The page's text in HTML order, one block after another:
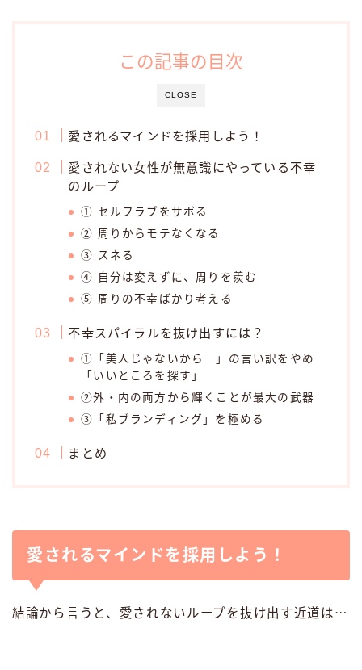
CLOSE
この記事の目次
愛されるマインドを採用しよう！
愛されない女性が無意識にやっている不幸
のループ
① セルフラブをサボる
② 周りからモテなくなる
③ スネる
④ 自分は変えずに、周りを羨む
⑤ 周りの不幸ばかり考える
不幸スパイラルを抜け出すには？
①「美人じゃないから…」の言い訳をやめ
「いいところを探す」
②外・内の両方から輝くことが最大の武器
③「私ブランディング」を極める
まとめ
愛されるマインドを採用しよう！
結論から言うと、愛されないループを抜け出す近道は⋯